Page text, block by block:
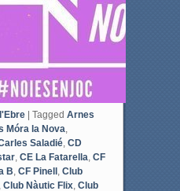
Tagged Arnes
Móra la Nova,
Saladié, CD
, CE La Fatarella, CF
B, CF Pinell , Club
Club Nàutic Flix, Club